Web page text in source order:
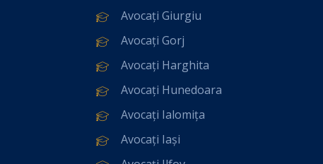
Avocați Giurgiu
Avocați Gorj
Avocați Harghita
Avocați Hunedoara
Avocați Ialomița
Avocați Iași